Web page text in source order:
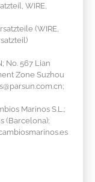
WIRE,
(WIRE,
No. 567 Lian
Zone Suzhou
Marinos S.L.;
(Barcelona);